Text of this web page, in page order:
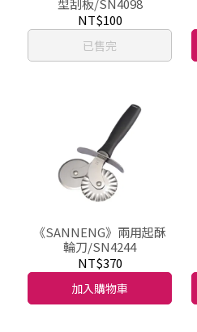
型刮板/SN4098
NT$100
已售完
《SANNENG》兩用起酥
輪刀/SN4244
NT$370
加入購物車